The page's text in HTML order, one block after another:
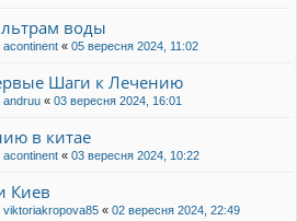
воды
acontinent « 05 вересня 2024, 11:02
Шаги к Лечению
andruu « 03 вересня 2024, 16:01
в китае
acontinent « 03 вересня 2024, 10:22
Киев
viktoriakropova85 « 02 вересня 2024, 22:49